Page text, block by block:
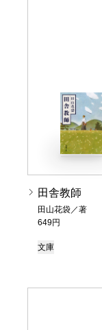
田舎教師
田山花袋／著
649円
文庫